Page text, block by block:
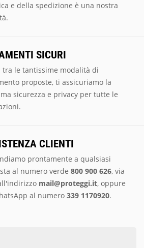
e della spedizione è una nostra
SICURI
tra le tantissime modalità di
proposte, ti assicuriamo la
sicurezza e privacy per tutte le
CLIENTI
prontamente a qualsiasi
al numero verde 800 900 626, via
mail@proteggi.it, oppure
al numero 339 1170920.